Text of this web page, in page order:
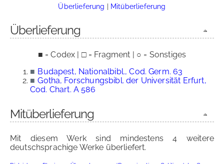
Überlieferung | Mitüberlieferung
Überlieferung
■ = Codex | □ = Fragment | ○ = Sonstiges
■ Budapest, Nationalbibl., Cod. Germ. 63
■ Gotha, Forschungsbibl. der Universität Erfurt,
Cod. Chart. A 586
Mitüberlieferung
Mit diesem Werk sind mindestens 4 weitere
deutschsprachige Werke überliefert.